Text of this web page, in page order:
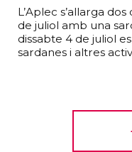
L’Aplec s’allarga
de juliol amb una
dissabte 4 de juliol
sardanes i altres